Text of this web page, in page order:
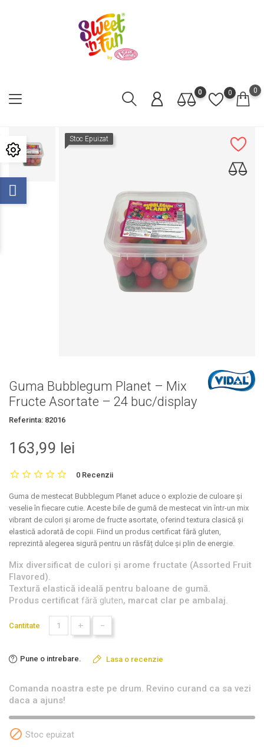
0 0 0
Stoc Epuizat
Guma Bubblegum Planet – Mix
Fructe Asortate – 24 buc/display
Referinta: 82016
163,99 lei
0 Recenzii
Guma de mestecat Bubblegum Planet aduce o explozie de culoare și
veselie în fiecare cutie. Aceste bile de gumă de mestecat vin într-un mix
vibrant de culori și arome de fructe asortate, oferind textura clasică și
elastică adorată de copii. Fiind un produs certificat fără gluten
reprezintă alegerea sigură pentru un răsfăț dulce și plin de energie.
Mix diversificat de culori și arome fructate (Assorted Fruit
Flavored).
Textură elastică ideală pentru baloane de gumă.
Produs certificat fără gluten, marcat clar pe ambalaj.
Cantitate + -
Pune o intrebare. Lasa o recenzie
Comanda noastra este pe drum. Revino curand ca sa vezi
daca a ajuns!
 Stoc epuizat